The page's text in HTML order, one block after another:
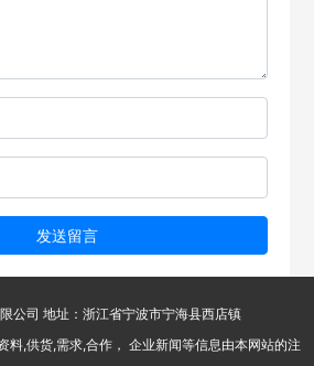
发送留言
公司 地址：浙江省宁波市宁海县西店镇
料,供货,需求,合作， 企业新闻等信息由本网站的注